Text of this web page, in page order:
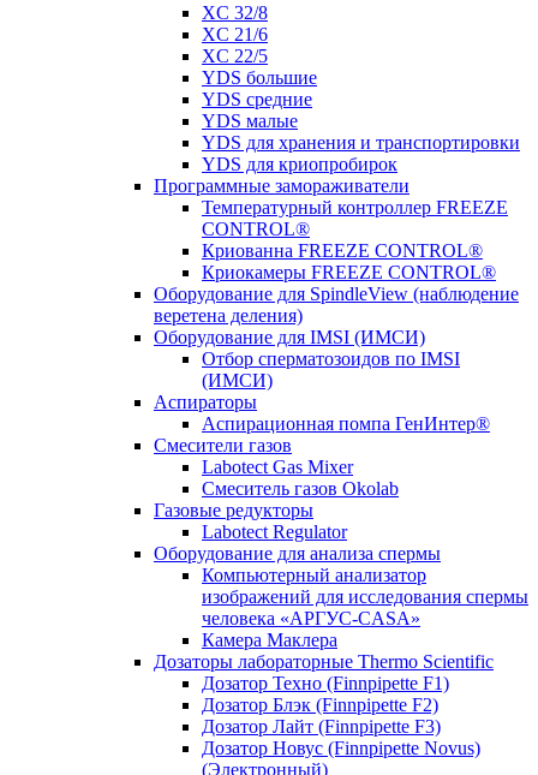
XC 32/8
XC 21/6
XC 22/5
YDS большие
YDS средние
YDS малые
YDS для хранения и транспортировки
YDS для криопробирок
Программные замораживатели
Температурный контроллер FREEZE
CONTROL®
Криованна FREEZE CONTROL®
Криокамеры FREEZE CONTROL®
Оборудование для SpindleView (наблюдение
веретена деления)
Оборудование для IMSI (ИМСИ)
Отбор сперматозоидов по IMSI
(ИМСИ)
Аспираторы
Аспирационная помпа ГенИнтер®
Смесители газов
Labotect Gas Mixer
Смеситель газов Okolab
Газовые редукторы
Labotect Regulator
Оборудование для анализа спермы
Компьютерный анализатор
изображений для исследования спермы
человека «АРГУС-CASA»
Камера Маклера
Дозаторы лабораторные Thermo Scientific
Дозатор Техно (Finnpipette F1)
Дозатор Блэк (Finnpipette F2)
Дозатор Лайт (Finnpipette F3)
Дозатор Новус (Finnpipette Novus)
(Электронный)